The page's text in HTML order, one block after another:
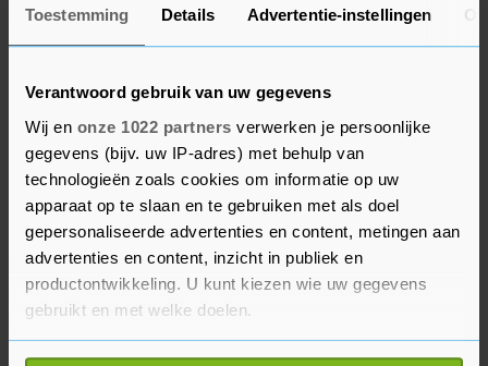
Toestemming Details Advertentie-instellingen
Verantwoord gebruik van uw gegevens
Wij en onze 1022 partners verwerken je persoonlijke
gegevens (bijv. uw IP-adres) met behulp van
technologieën zoals cookies om informatie op uw
apparaat op te slaan en te gebruiken met als doel
gepersonaliseerde advertenties en content, metingen aan
advertenties en content, inzicht in publiek en
productontwikkeling. U kunt kiezen wie uw gegevens
gebruikt en met welke doelen.
Als u het toestaat, willen we ook graag:
bewezen.